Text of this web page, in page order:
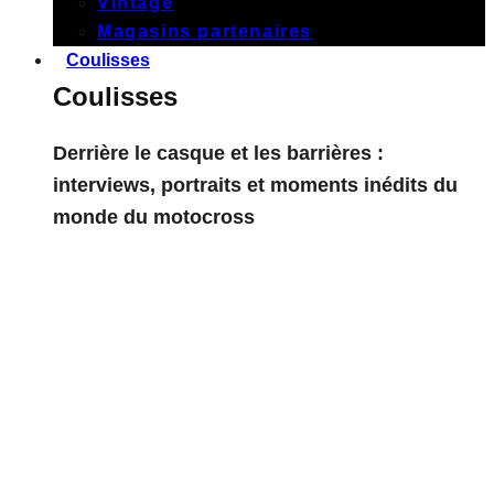
Magasins partenaires
Coulisses
Coulisses
Derrière le casque et les barrières :
interviews, portraits et moments inédits du
monde du motocross